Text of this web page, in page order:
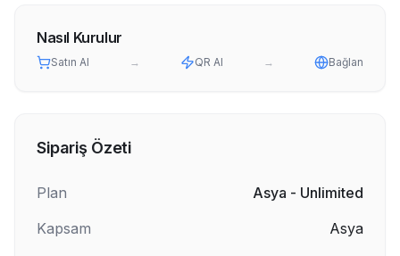
Nasıl Kurulur
Satın Al → QR Al → Bağlan
Sipariş Özeti
Plan
Asya - Unlimited
Kapsam
Asya